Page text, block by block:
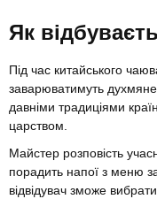
Як
Під час китайського
заварюватимуть
давніми традиціями
царством.
Майстер розповість
порадить напої з меню
відвідувач зможе